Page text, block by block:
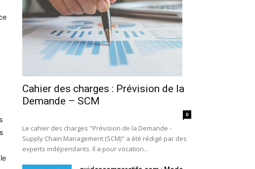
Cahier des charges : Prévision de la
Demande – SCM
0
Le cahier des charges "Prévision de la Demande -
Supply Chain Management (SCM)" a été rédigé par des
experts indépendants. Il a pour vocation...